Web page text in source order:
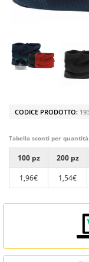
CODICE PRODOTTO:
Tabella sconti per quantità
100 pz 200 pz
1,96€
1,54€